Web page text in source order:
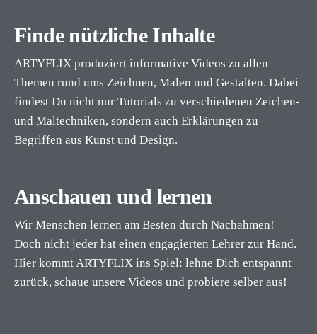
Finde nützliche Inhalte
ARTYFLIX produziert informative Videos zu allen
Themen rund ums Zeichnen, Malen und Gestalten. Dabei
findest Du nicht nur Tutorials zu verschiedenen Zeichen-
und Maltechniken, sondern auch Erklärungen zu
Begriffen aus Kunst und Design.
Anschauen und lernen
Wir Menschen lernen am Besten durch Nachahmen!
Doch nicht jeder hat einen engagierten Lehrer zur Hand.
Hier kommt ARTYFLIX ins Spiel: lehne Dich entspannt
zurück, schaue unsere Videos und probiere selber aus!